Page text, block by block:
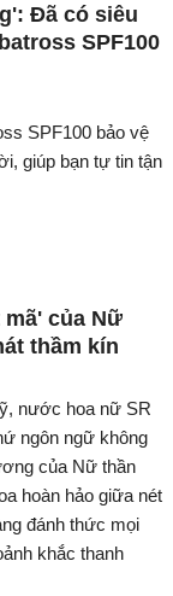
Đã có siêu
SPF100
SPF100 bảo vệ
giúp bạn tự tin tận
của Nữ
thầm kín
nước hoa nữ SR
ngôn ngữ không
của Nữ thần
hoàn hảo giữa nét
đánh thức mọi
khắc thanh